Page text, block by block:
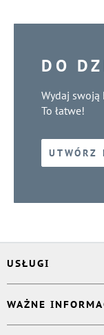
DO
Wydaj swoją
To łatwe!
UTWÓRZ
USŁUGI
Korektor
Projektant okładki
WAŻNE